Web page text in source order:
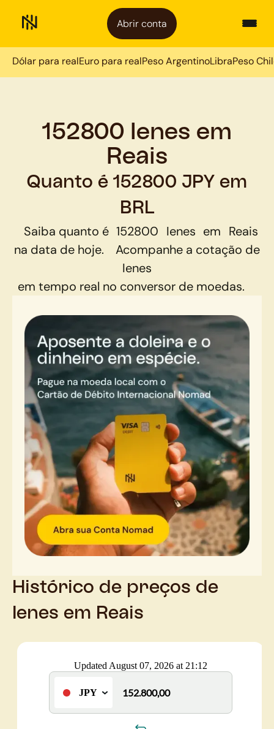
Abrir conta
Dólar para realEuro para realPeso ArgentinoLibraPeso
152800 Ienes em
Reais
Quanto é 152800 JPY em
BRL
Saiba quanto é 152800 Ienes em Reais
na data de hoje.
Acompanhe a cotação de
Ienes
em tempo real no conversor de moedas.
Histórico de preços de
Ienes em Reais